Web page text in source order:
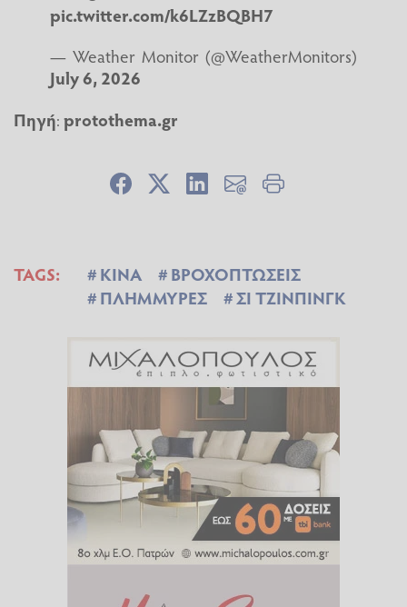
pic.twitter.com/k6LZzBQBH7
— Weather Monitor (@WeatherMonitors)
July 6, 2026
Πηγή:protothema.gr
TAGS: ΚΙΝΑ
ΒΡΟΧΟΠΤΩΣΕΙΣ
ΠΛΗΜΜΥΡΕΣ
ΣΙ ΤΖΙΝΠΙΝΓΚ